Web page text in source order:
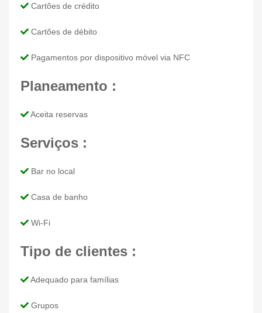
Cartões de crédito
Cartões de débito
Pagamentos por dispositivo móvel via NFC
Planeamento :
Aceita reservas
Serviços :
Bar no local
Casa de banho
Wi-Fi
Tipo de clientes :
Adequado para famílias
Grupos